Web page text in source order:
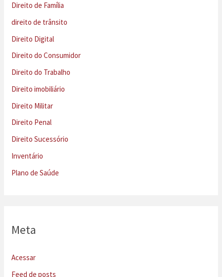
Direito de Família
direito de trânsito
Direito Digital
Direito do Consumidor
Direito do Trabalho
Direito imobiliário
Direito Militar
Direito Penal
Direito Sucessório
Inventário
Plano de Saúde
Meta
Acessar
Feed de posts